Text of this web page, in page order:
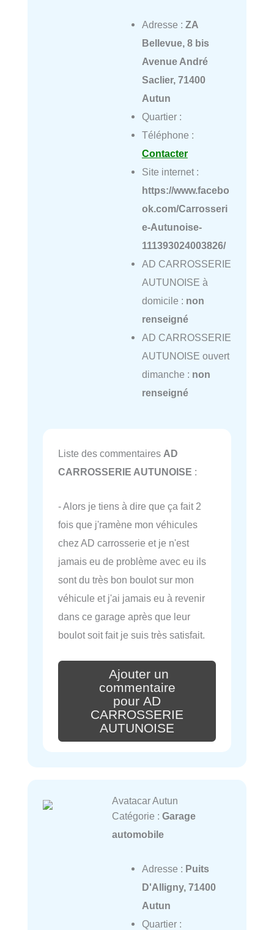
Adresse : ZA
Bellevue, 8 bis
Avenue André
Saclier, 71400
Autun
Quartier :
Téléphone :
Contacter
Site internet :
https://www.facebo
ok.com/Carrosseri
e-Autunoise-
111393024003826/
AD CARROSSERIE
AUTUNOISE à
domicile : non
renseigné
AD CARROSSERIE
AUTUNOISE ouvert
dimanche : non
renseigné
Liste des commentaires AD
CARROSSERIE AUTUNOISE :
- Alors je tiens à dire que ça fait 2
fois que j'ramène mon véhicules
chez AD carrosserie et je n'est
jamais eu de problème avec eu ils
sont du très bon boulot sur mon
véhicule et j'ai jamais eu à revenir
dans ce garage après que leur
boulot soit fait je suis très satisfait.
Ajouter un
commentaire
pour AD
CARROSSERIE
AUTUNOISE
Avatacar Autun
Catégorie : Garage
automobile
Adresse : Puits
D'Alligny, 71400
Autun
Quartier :